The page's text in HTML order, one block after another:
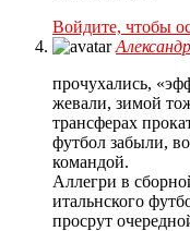
Войдите, чтобы
прочухались,
жевали, зимой
трансферах
футбол забыли,
командой.
Аллегри в
итальнского
просрут